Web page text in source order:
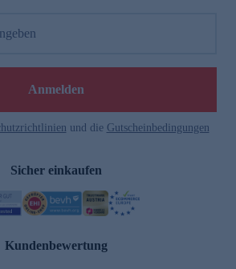
Anmelden
und die Gutscheinbedingungen
Sicher einkaufen
Kundenbewertung